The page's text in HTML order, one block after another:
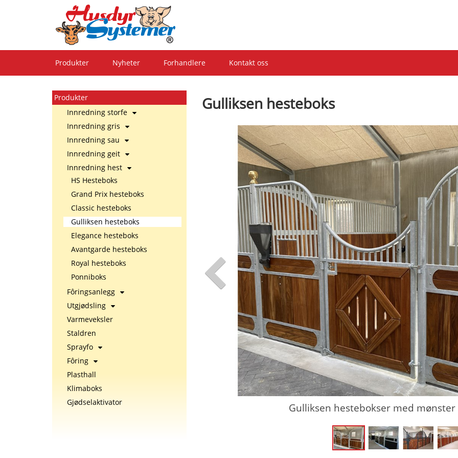
Produkter Nyheter Forhandlere Kontakt oss
Produkter
Innredning storfe
Innredning gris
Innredning sau
Innredning geit
Innredning hest
HS Hesteboks
Grand Prix hesteboks
Classic hesteboks
Gulliksen hesteboks
Elegance hesteboks
Avantgarde hesteboks
Royal hesteboks
Ponniboks
Fôringsanlegg
Utgjødsling
Varmeveksler
Staldren
Sprayfo
Fôring
Plasthall
Klimaboks
Gjødselaktivator
Gulliksen hesteboks
med åpen dør. Gulliksen hestebokser med